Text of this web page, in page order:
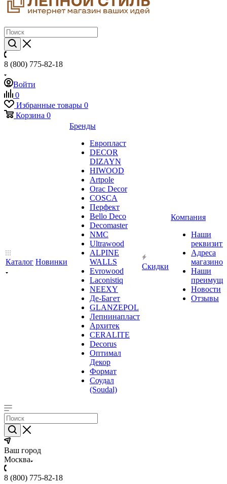
8 (800) 775-82-18
Войти
0
Избранные товары 0
Корзина 0
Каталог Новинки
Бренды
Европласт
DECOR
DIZAYN
HIWOOD
Artpole
Orac Decor
COSCA
Перфект
Bello Deco
Decomaster
NMС
Ultrawood
ALPINE
WALLS
Evrowood
Laconistiq
NEEXY
Де-Багет
GLANZEPOL
Лепнинапласт
Архитек
CERALITE
Decorus
Оптимал
Декор
Формат
Соудал
(Soudal)
Скидки
Компания
Наши
Адреса
магазинов
Наши
Новости
Отзывы
Ваш город
Москва
8 (800) 775-82-18